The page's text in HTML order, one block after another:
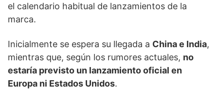
el calendario habitual de lanzamientos de la
marca.
Inicialmente se espera su llegada a China e India,
mientras que, según los rumores actuales, no
estaría previsto un lanzamiento oficial en
Europa ni Estados Unidos.